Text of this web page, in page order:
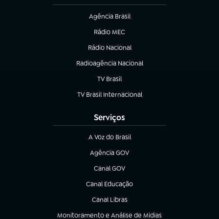
Agência Brasil
(abre em nova aba)
Rádio MEC
Rádio Nacional
(abre em nova aba)
Radioagência Nacional
(abre em nova aba)
TV Brasil
(abre em nova aba)
TV Brasil Internacional
(abre em nova aba)
Serviços
A Voz do Brasil
(abre em nova aba)
Agência GOV
(abre em nova aba)
Canal GOV
(abre em nova aba)
Canal Educação
(abre em nova aba)
Canal Libras
(abre em nova aba)
Monitoramento e Análise de Mídias